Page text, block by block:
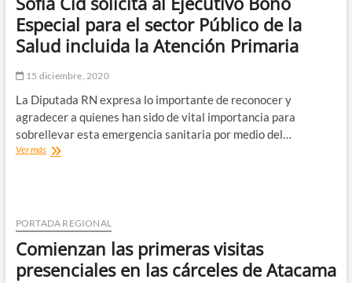
Coronavirus
Especial para el sector Público de la
Salud incluida la Atención Primaria
15 diciembre, 2020
La Diputada RN expresa lo importante de reconocer y
agradecer a quienes han sido de vital importancia para
sobrellevar esta emergencia sanitaria por medio del…
Ver másSofía
Bono
Especial
para
sector
PORTADA REGIONAL
Comienzan las primeras visitas
presenciales en las cárceles de Atacama